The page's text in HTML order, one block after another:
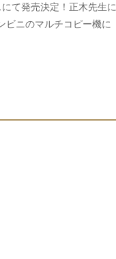
て発売決定！正木先生に
ビニのマルチコピー機に